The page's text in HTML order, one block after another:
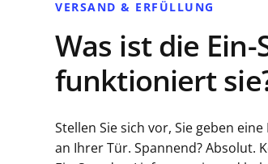
VERSAND & ERFÜLLUNG
Was ist die
funktioniert
Stellen Sie sich vor, Sie geben
an Ihrer Tür. Spannend? Absolut.